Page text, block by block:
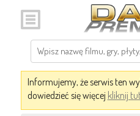
Informujemy, że serwis ten
dowiedzieć się więcej kliknij